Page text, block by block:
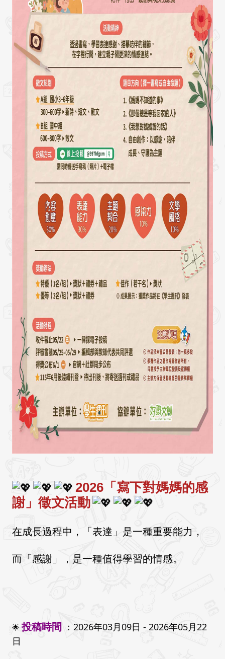
2026「寫下對媽媽的感
謝」徵文活動
在成長過程中，「表達」是一種重要能力，
而「感謝」，是一種值得學習的情感。
🌟 投稿時間 ： 2026年03月09日 - 2026年05月22
日